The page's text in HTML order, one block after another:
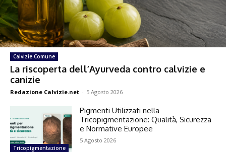
Calvizie Comune
La riscoperta dell’Ayurveda contro calvizie e
canizie
Redazione Calvizie.net - 5 Agosto 2026
Tricopigmentazione
Pigmenti Utilizzati nella
Tricopigmentazione: Qualità, Sicurezza
e Normative Europee
5 Agosto 2026